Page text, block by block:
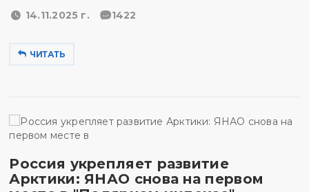
14.11.2025 г. 1422
ЧИТАТЬ
Россия укрепляет развитие
Арктики: ЯНАО снова на первом